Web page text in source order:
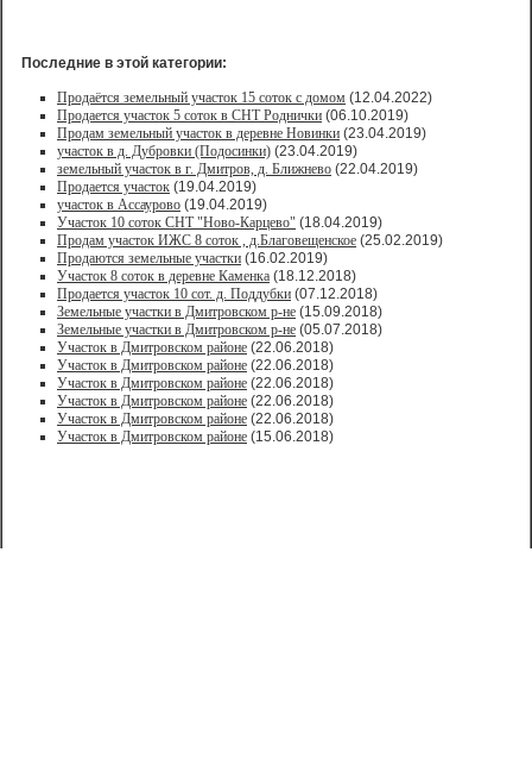
Последние в этой категории:
Продаётся земельный участок 15 соток с домом (12.04.2022)
Продается участок 5 соток в СНТ Роднички (06.10.2019)
Продам земельный участок в деревне Новинки (23.04.2019)
участок в д. Дубровки (Подосинки) (23.04.2019)
земельный участок в г. Дмитров, д. Ближнево (22.04.2019)
Продается участок (19.04.2019)
участок в Ассаурово (19.04.2019)
Участок 10 соток СНТ "Ново-Карцево" (18.04.2019)
Продам участок ИЖС 8 соток , д.Благовещенское (25.02.2019)
Продаются земельные участки (16.02.2019)
Участок 8 соток в деревне Каменка (18.12.2018)
Продается участок 10 сот. д. Поддубки (07.12.2018)
Земельные участки в Дмитровском р-не (15.09.2018)
Земельные участки в Дмитровском р-не (05.07.2018)
Участок в Дмитровском районе (22.06.2018)
Участок в Дмитровском районе (22.06.2018)
Участок в Дмитровском районе (22.06.2018)
Участок в Дмитровском районе (22.06.2018)
Участок в Дмитровском районе (22.06.2018)
Участок в Дмитровском районе (15.06.2018)